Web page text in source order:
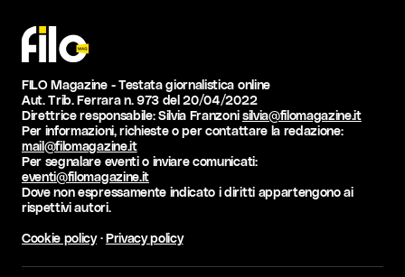
FILO Magazine - Testata giornalistica online
Aut. Trib. Ferrara n. 973 del 20/04/2022
Direttrice responsabile: Silvia Franzonisilvia@filomagazine.it
Per informazioni, richieste o per contattare la redazione:
mail@filomagazine.it
Per segnalare eventi o inviare comunicati:
eventi@filomagazine.it
Dove non espressamente indicato i diritti appartengono ai
rispettivi autori.
Cookie policy·Privacy policy